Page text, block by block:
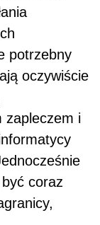
potrzebny
oczywiście
zapleczem i
coraz